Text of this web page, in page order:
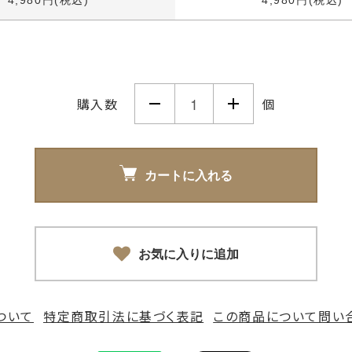
購入数 個
カートに入れる
お気に入りに追加
いて 特定商取引法に基づく表記 この商品について問い